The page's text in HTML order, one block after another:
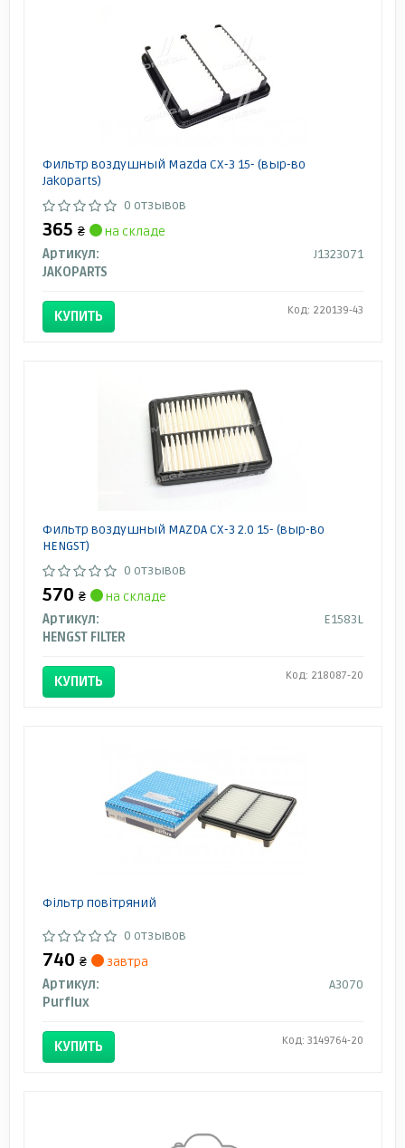
Фильтр воздушный Mazda CX-3 15- (выр-во
Jakoparts)
0 отзывов
365 ₴
на складе
Артикул:
J1323071
JAKOPARTS
КУПИТЬ Код: 220139-43
Фильтр воздушный MAZDA CX-3 2.0 15- (выр-во
HENGST)
0 отзывов
570 ₴
на складе
Артикул:
E1583L
HENGST FILTER
КУПИТЬ Код: 218087-20
Фільтр повітряний
0 отзывов
740 ₴
завтра
Артикул:
A3070
Purflux
КУПИТЬ Код: 3149764-20